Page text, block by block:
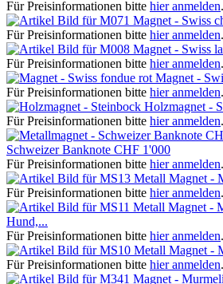
Für Preisinformationen bitte hier anmelden.
Magnet - Swiss
Für Preisinformationen bitte hier anmelden.
Magnet - Swiss
Für Preisinformationen bitte hier anmelden.
Magnet -
Für Preisinformationen bitte hier anmelden.
Holzmagnet -
Für Preisinformationen bitte hier anmelden.
Schweizer Banknote CHF 1'000
Für Preisinformationen bitte hier anmelden.
Metall Magnet -
Für Preisinformationen bitte hier anmelden.
Metall Magnet -
Hund,...
Für Preisinformationen bitte hier anmelden.
Metall Magnet -
Für Preisinformationen bitte hier anmelden.
Magnet -